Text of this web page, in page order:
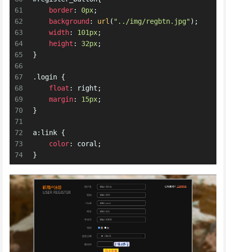
61
62
63
64
65
66
67
68
69
70
71
72
73
74
border: 0px;
background : url ( "../img/regbtn.jpg");
width: 101px;
height : 32px;
}
.login {
float : right;
margin: 15px;
}
a:link {
color: coral;
}